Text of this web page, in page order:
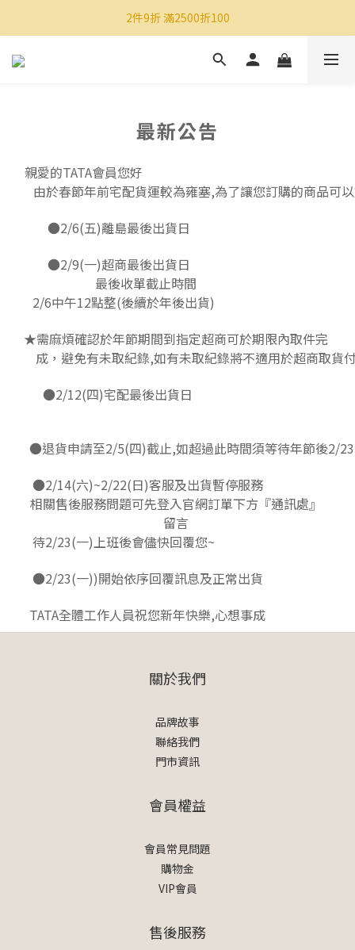
2件9折 滿2500折100
最新公告
親愛的TATA會員您好
由於春節年前宅配貨運較為雍塞,為了讓您訂購的商品可
●2/6(五)離島最後出貨日
●2/9(一)超商最後出貨日
最後收單截止時間
2/6中午12點整(後續於年後出貨)
★需麻煩確認於年節期間到指定超商可於期限內取件完
成，避免有未取紀錄,如有未取紀錄將不適用於超商取貨
●2/12(四)宅配最後出貨日
●退貨申請至2/5(四)截止,如超過此時間須等待年節後2/
●2/14(六)~2/22(日)客服及出貨暫停服務
相關售後服務問題可先登入官網訂單下方『通訊處』
留言
待2/23(一)上班後會儘快回覆您~
●2/23(一))開始依序回覆訊息及正常出貨
TATA全體工作人員祝您新年快樂,心想事成
關於我們
品牌故事
聯絡我們
門市資訊
會員權益
會員常見問題
購物金
VIP會員
售後服務